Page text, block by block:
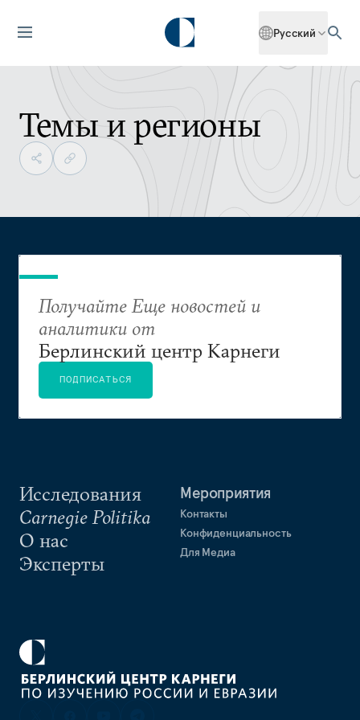
Русский
Темы и регионы
Исследования
Carnegie Politika
О нас
Эксперты
Мероприятия
Контакты
Конфиденциальность
Для Медиа
Получайте Еще новостей и
аналитики от
Берлинский центр Карнеги
ПОДПИСАТЬСЯ